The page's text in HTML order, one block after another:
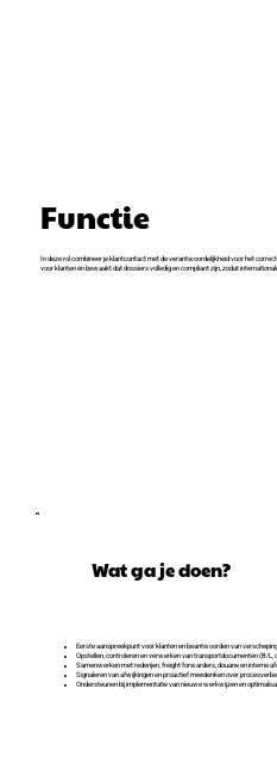
Functie
In deze rol combineer je klantcontact met de verantwoordelijkheid voor het
voor klanten én bewaakt dat dossiers volledig en compliant zijn, zodat
Wat ga je doen?
Eerste aanspreekpunt voor klanten en beantwoorden van
Opstellen, controleren en verwerken van transportdocumenten (B/L,
Samenwerken met rederijen, freight forwarders, douane en interne
Signaleren van afwijkingen en proactief meedenken over
Ondersteunen bij implementatie van nieuwe werkwijzen en